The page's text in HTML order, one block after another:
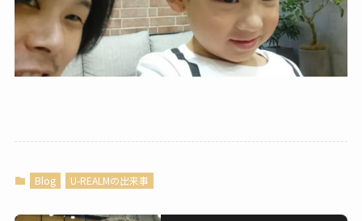
Blog U-REALMの出来事